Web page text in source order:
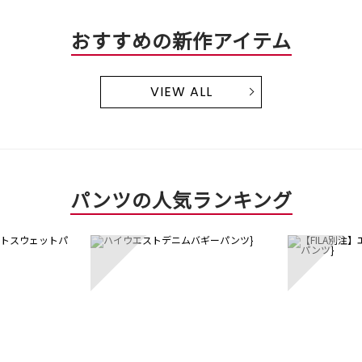
おすすめの新作アイテム
VIEW ALL
パンツの人気ランキング
3